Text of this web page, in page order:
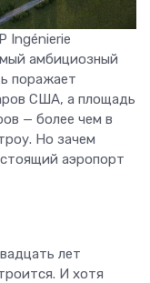
Ingénierie
амбициозный
поражает
США, а площадь
— более чем в
Но зачем
аэропорт
лет
И хотя